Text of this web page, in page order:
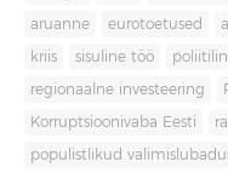
aruanne eurotoetused
kriis sisuline töö
regionaalne investeering
Korruptsioonivaba Eesti
populistlikud